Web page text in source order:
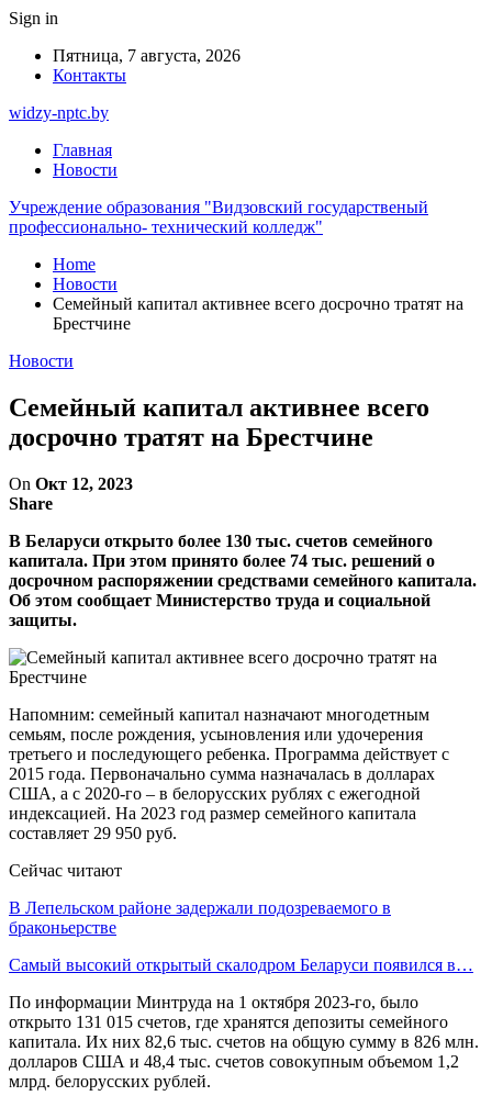
Sign in
Пятница, 7 августа, 2026
Контакты
widzy-nptc.by
Главная
Новости
Учреждение образования "Видзовский государственый
профессионально- технический колледж"
Home
Новости
Семейный капитал активнее всего досрочно тратят на
Брестчине
Новости
Семейный капитал активнее всего
досрочно тратят на Брестчине
On Окт 12, 2023
Share
В Беларуси открыто более 130 тыс. счетов семейного
капитала. При этом принято более 74 тыс. решений о
досрочном распоряжении средствами семейного капитала.
Об этом сообщает Министерство труда и социальной
защиты.
Напомним: семейный капитал назначают многодетным
семьям, после рождения, усыновления или удочерения
третьего и последующего ребенка. Программа действует с
2015 года. Первоначально сумма назначалась в долларах
США, а с 2020-го – в белорусских рублях с ежегодной
индексацией. На 2023 год размер семейного капитала
составляет 29 950 руб.
Сейчас читают
В Лепельском районе задержали подозреваемого в
браконьерстве
Самый высокий открытый скалодром Беларуси появился в…
По информации Минтруда на 1 октября 2023-го, было
открыто 131 015 счетов, где хранятся депозиты семейного
капитала. Их них 82,6 тыс. счетов на общую сумму в 826 млн.
долларов США и 48,4 тыс. счетов совокупным объемом 1,2
млрд. белорусских рублей.